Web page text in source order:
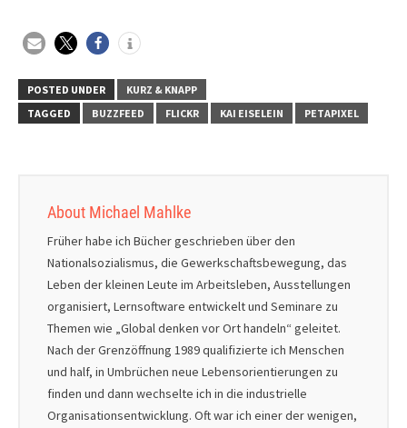
POSTED UNDER
KURZ & KNAPP
TAGGED
BUZZFEED FLICKR KAI EISELEIN PETAPIXEL
About Michael Mahlke
Früher habe ich Bücher geschrieben über den
Nationalsozialismus, die Gewerkschaftsbewegung, das
Leben der kleinen Leute im Arbeitsleben, Ausstellungen
organisiert, Lernsoftware entwickelt und Seminare zu
Themen wie „Global denken vor Ort handeln“ geleitet.
Nach der Grenzöffnung 1989 qualifizierte ich Menschen
und half, in Umbrüchen neue Lebensorientierungen zu
finden und dann wechselte ich in die industrielle
Organisationsentwicklung. Oft war ich einer der wenigen,